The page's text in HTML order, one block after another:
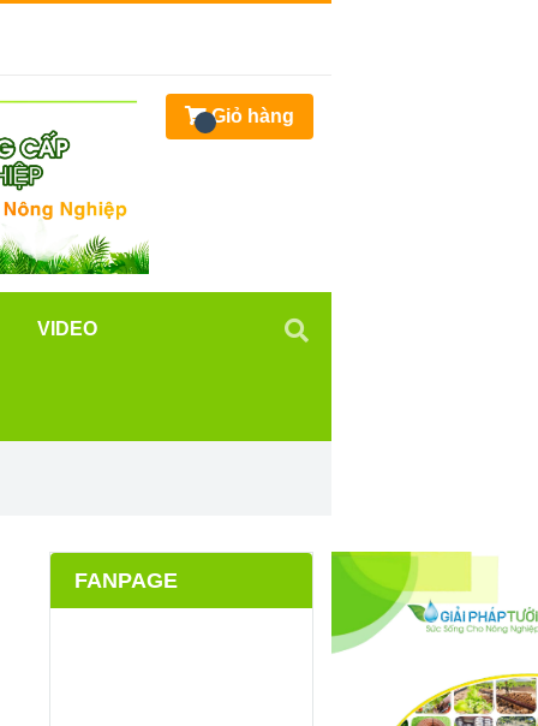
FANPAGE
Giỏ hàng
VIDEO